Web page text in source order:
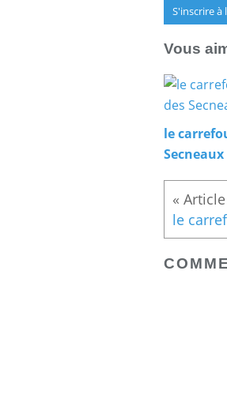
S'inscrire à
Vous
le
Secneaux
le